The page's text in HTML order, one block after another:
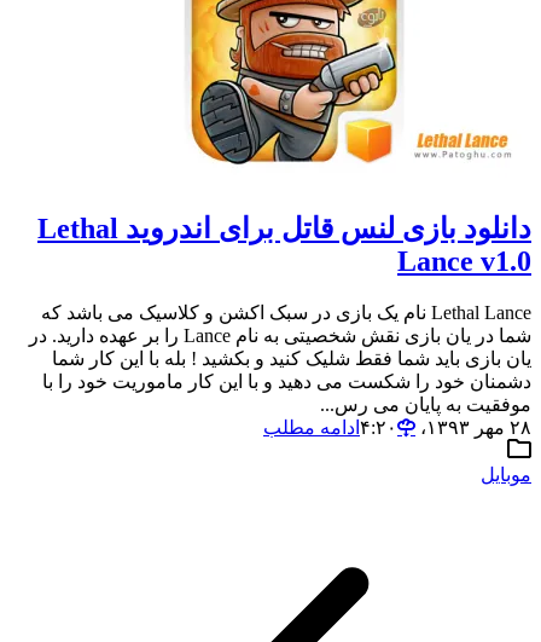
دانلود بازی لنس قاتل برای اندروید Lethal
Lance v1.0
Lethal Lance نام یک بازی در سبک اکشن و کلاسیک می باشد که
شما در یان بازی نقش شخصیتی به نام Lance را بر عهده دارید. در
یان بازی باید شما فقط شلیک کنید و بکشید ! بله با این کار شما
دشمنان خود را شکست می دهید و با این کار ماموریت خود را با
موفقیت به پایان می رس...
۲۸ مهر ۱۳۹۳،‏ ۴:۲۰
ادامه مطلب
موبایل